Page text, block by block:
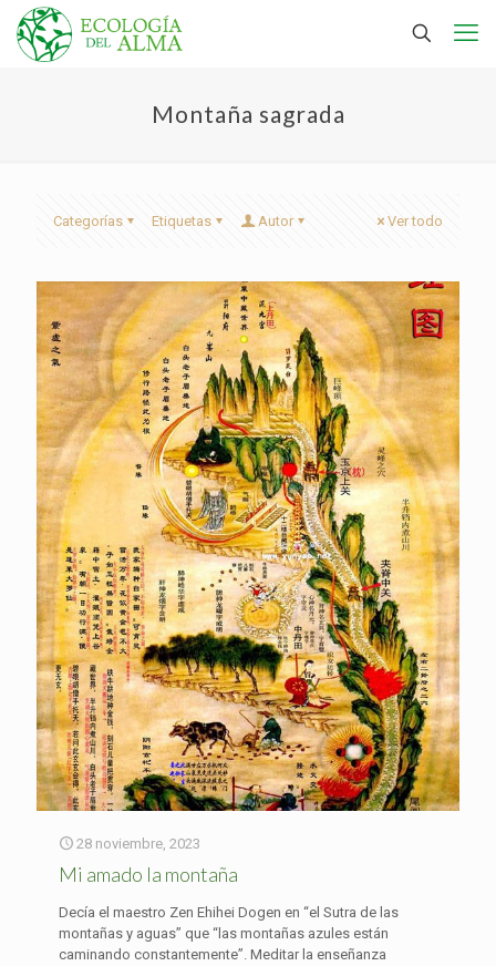
Montaña sagrada
Categorías Etiquetas Autor Ver todo
28 noviembre, 2023
Mi amado la montaña
Decía el maestro Zen Ehihei Dogen en “el Sutra de las
montañas y aguas” que “las montañas azules están
caminando constantemente”. Meditar la enseñanza